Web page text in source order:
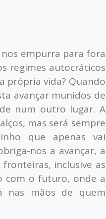
empurra para fora
regimes autocráticos
própria vida? Quando
avançar munidos de
num outro lugar. A
ços, mas será sempre
que apenas vai
nos a avançar, a
inclusive as
com o futuro, onde a
nas mãos de quem